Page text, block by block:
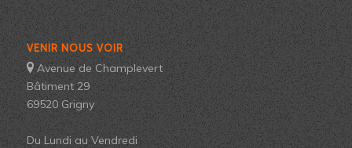
VENIR NOUS VOIR
Avenue de Champlevert
Bâtiment 29
69520 Grigny
Du Lundi au Vendredi